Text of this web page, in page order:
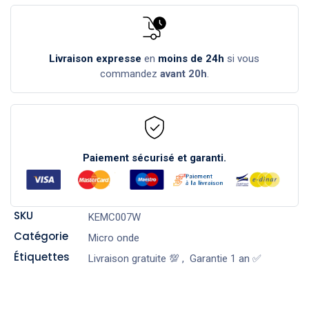
Livraison expresse en moins de 24h si vous
commandez avant 20h.
Paiement sécurisé et garanti.
SKU KEMC007W
Catégorie Micro onde
Étiquettes Livraison gratuite 💯 , Garantie 1 an ✅